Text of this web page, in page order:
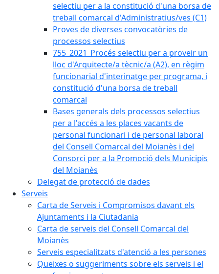
selectiu per a la constitució d'una borsa de
treball comarcal d'Administratius/ves (C1)
Proves de diverses convocatòries de
processos selectius
755_2021_Procés selectiu per a proveir un
lloc d'Arquitecte/a tècnic/a (A2), en règim
funcionarial d'interinatge per programa, i
constitució d'una borsa de treball
comarcal
Bases generals dels processos selectius
per a l'accés a les places vacants de
personal funcionari i de personal laboral
del Consell Comarcal del Moianès i del
Consorci per a la Promoció dels Municipis
del Moianès
Delegat de protecció de dades
Serveis
Carta de Serveis i Compromisos davant els
Ajuntaments i la Ciutadania
Carta de serveis del Consell Comarcal del
Moianès
Serveis especialitzats d'atenció a les persones
Queixes o suggeriments sobre els serveis i el